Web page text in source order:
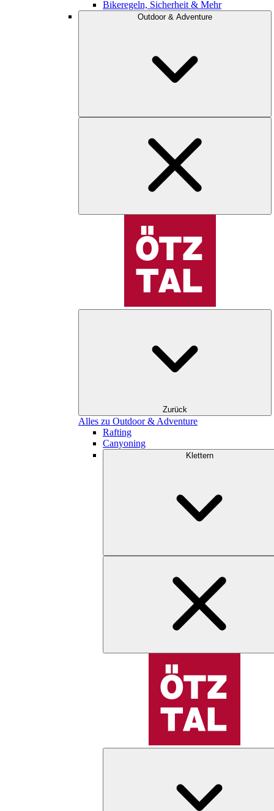
Bikeregeln, Sicherheit & Mehr
Outdoor & Adventure
Zurück
Alles zu Outdoor & Adventure
Rafting
Canyoning
Klettern